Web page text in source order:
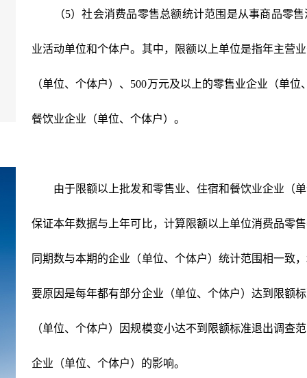
（5）社会消费品零售总额统计范围是从事商品零售
业活动单位和个体户。其中，限额以上单位是指年主营
（单位、个体户）、500万元及以上的零售业企业（单
餐饮业企业（单位、个体户）。
由于限额以上批发和零售业、住宿和餐饮业企业（单
保证本年数据与上年可比，计算限额以上单位消费品零
同期数与本期的企业（单位、个体户）统计范围相一致
要原因是每年都有部分企业（单位、个体户）达到限额
（单位、个体户）因规模变小达不到限额标准退出调查
企业（单位、个体户）的影响。